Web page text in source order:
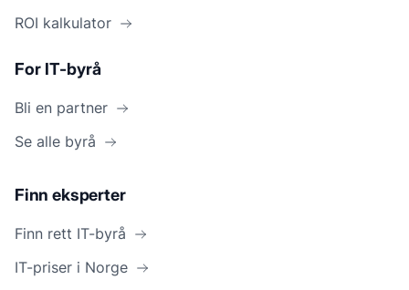
ROI kalkulator
For IT-byrå
Bli en partner
Se alle byrå
Finn eksperter
Finn rett IT-byrå
IT-priser i Norge